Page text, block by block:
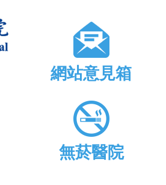
網站意見箱
無菸醫院